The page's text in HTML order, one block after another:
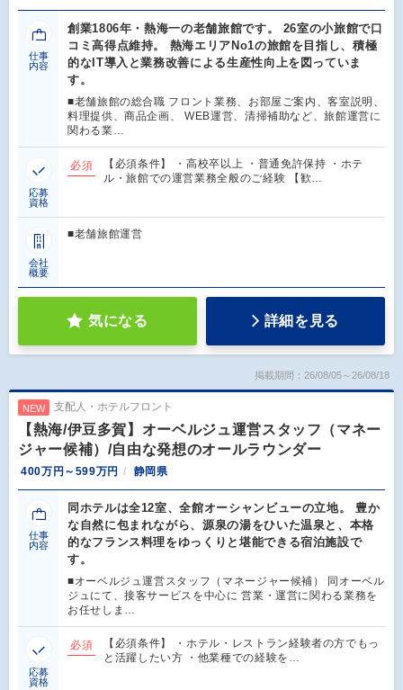
仕事
内容
創業1806年・熱海一の老舗旅館です。 26室の小旅館で口
コミ高得点維持。 熱海エリアNo1の旅館を目指し、積極
的なIT導入と業務改善による生産性向上を図っていま
す。
■老舗旅館の総合職 フロント業務、お部屋ご案内、客室説明、
料理提供、商品企画、 WEB運営、清掃補助など、旅館運営に
関わる業…
応募
資格
必須
【必須条件】 ・高校卒以上 ・普通免許保持 ・ホテ
ル・旅館での運営業務全般のご経験 【歓…
会社
概要
■老舗旅館運営
気になる 詳細を見る
掲載期間：26/08/05～26/08/18
NEW 支配人・ホテルフロント
【熱海/伊豆多賀】オーベルジュ運営スタッフ（マネー
ジャー候補）/自由な発想のオールラウンダー
400万円～599万円 静岡県
仕事
内容
同ホテルは全12室、全館オーシャンビューの立地。 豊か
な自然に包まれながら、源泉の湯をひいた温泉と、本格
的なフランス料理をゆっくりと堪能できる宿泊施設で
す。
■オーベルジュ運営スタッフ（マネージャー候補） 同オーベル
ジュにて、接客サービスを中心に 営業・運営に関わる業務を
お任せしま…
応募
資格
必須
【必須条件】 ・ホテル・レストラン経験者の方でもっ
と活躍したい方 ・他業種での経験を…